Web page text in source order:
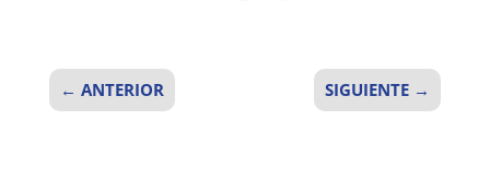
← ANTERIOR SIGUIENTE →